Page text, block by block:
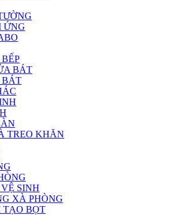
ỨNG
BÁT
BÁT
TREO KHĂN
SINH
XÀ PHÒNG
BỌT